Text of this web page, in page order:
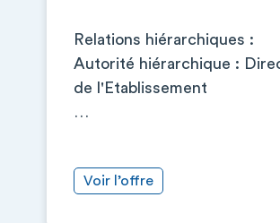
Relations hiérarchiques :
Autorité hiérarchique :
de l'Etablissement
…
Voir l’offre